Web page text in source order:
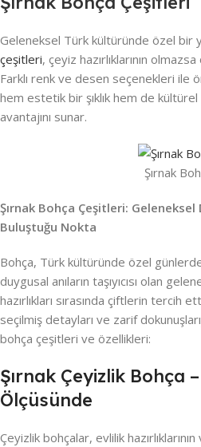
Geleneksel Türk kültüründe özel bir
çeşitleri, çeyiz hazırlıklarının
Farklı renk ve desen seçenekleri ile
hem estetik bir şıklık hem de kültürel
avantajını sunar.
Şırnak
Şırnak Bohça Çeşitleri:
Buluştuğu Nokta
Bohça, Türk kültüründe özel
duygusal anıların taşıyıcısı olan
hazırlıkları sırasında çiftlerin tercih
seçilmiş detayları ve zarif
bohça çeşitleri ve özellikleri:
Şırnak Çeyizlik Bohça
Ölçüsünde
Çeyizlik bohçalar, evlilik